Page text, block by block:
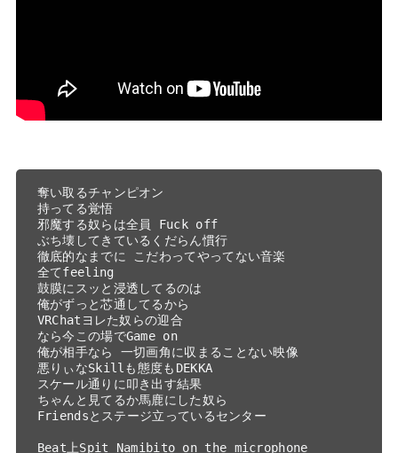
奪い取るチャンピオン
持ってる覚悟
邪魔する奴らは全員 Fuck off
ぶち壊してきているくだらん慣行
徹底的なまでに こだわってやってない音楽
全てfeeling
鼓膜にスッと浸透してるのは
俺がずっと芯通してるから
VRChatヨレた奴らの迎合
なら今この場でGame on
俺が相手なら 一切画角に収まることない映像
悪りぃなSkillも態度もDEKKA
スケール通りに叩き出す結果
ちゃんと見てるか馬鹿にした奴ら
Friendsとステージ立っているセンター
Beat上Spit Namibito on the microphone